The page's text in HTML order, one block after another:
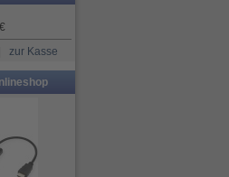
€
zur Kasse